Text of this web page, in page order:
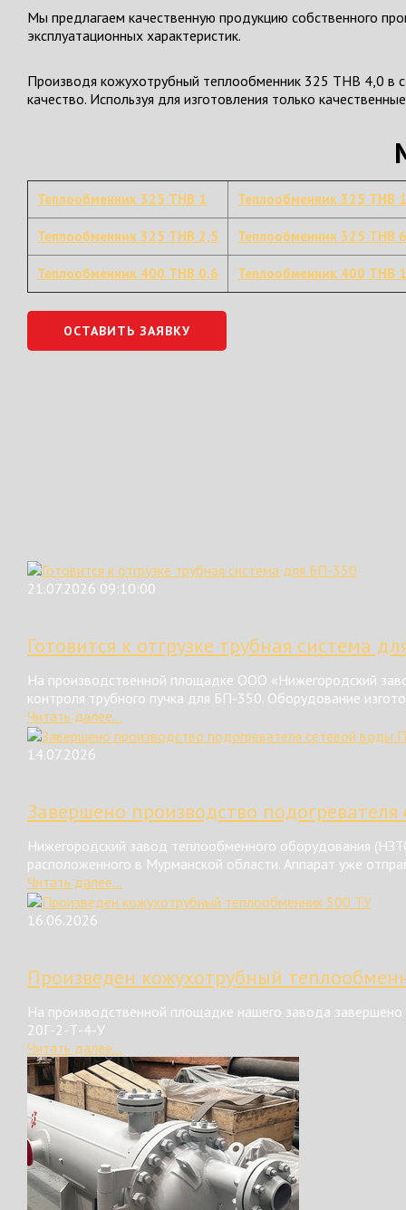
Мы предлагаем качественную продукцию собственного
эксплуатационных характеристик.
Производя кожухотрубный теплообменник 325 ТНВ 4,0 в
качество. Используя для изготовления только
Теплообменник 325 ТНВ 1 Теплообменник 325 ТНВ
Теплообменник 325 ТНВ 2,5 Теплообменник 325 ТНВ
Теплообменник 400 ТНВ 0,6 Теплообменник 400 ТНВ 1
ОСТАВИТЬ ЗАЯВКУ
21.07.2026 09:10:00
Готовится к отгрузке трубная система
На производственной площадке ООО «Нижегородский
контроля трубного пучка для БП-350. Оборудование
Читать далее...
14.07.2026
Завершено производство
Нижегородский завод теплообменного оборудования
расположенного в Мурманской области. Аппарат уже
Читать далее...
16.06.2026
Произведен кожухотрубный
На производственной площадке нашего завода
20Г-2-Т-4-У
Читать далее...